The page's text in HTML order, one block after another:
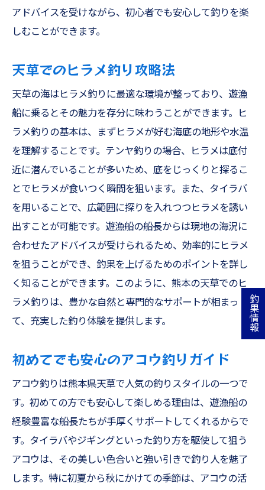
アドバイスを受けながら、初心者でも安心して釣りを楽
しむことができます。
天草でのヒラメ釣り攻略法
天草の海はヒラメ釣りに最適な環境が整っており、遊漁
船に乗るとその魅力を存分に味わうことができます。ヒ
ラメ釣りの基本は、まずヒラメが好む海底の地形や水温
を理解することです。テンヤ釣りの場合、ヒラメは底付
近に潜んでいることが多いため、底をじっくりと探るこ
とでヒラメが食いつく瞬間を狙います。また、タイラバ
を用いることで、広範囲に探りを入れつつヒラメを誘い
出すことが可能です。遊漁船の船長からは現地の海況に
合わせたアドバイスが受けられるため、効率的にヒラメ
を狙うことができ、釣果を上げるためのポイントを詳し
く知ることができます。このように、熊本の天草でのヒ
ラメ釣りは、豊かな自然と専門的なサポートが相まっ
て、充実した釣り体験を提供します。
初めてでも安心のアコウ釣りガイド
アコウ釣りは熊本県天草で人気の釣りスタイルの一つで
す。初めての方でも安心して楽しめる理由は、遊漁船の
経験豊富な船長たちが手厚くサポートしてくれるからで
す。タイラバやジギングといった釣り方を駆使して狙う
アコウは、その美しい色合いと強い引きで釣り人を魅了
します。特に初夏から秋にかけての季節は、アコウの活
釣果情報